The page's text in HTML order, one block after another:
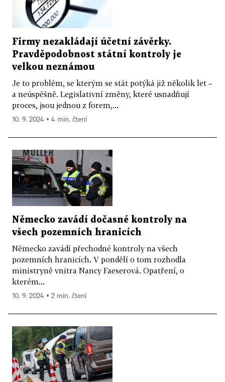
Firmy nezakládají účetní závěrky.
Pravděpodobnost státní kontroly je
velkou neznámou
Je to problém, se kterým se stát potýká již několik let –
a neúspěšně. Legislativní změny, které usnadňují
proces, jsou jednou z forem,...
10. 9. 2024 ▪ 4 min. čtení
Německo zavádí dočasné kontroly na
všech pozemních hranicích
Německo zavádí přechodné kontroly na všech
pozemních hranicích. V pondělí o tom rozhodla
ministryně vnitra Nancy Faeserová. Opatření, o
kterém...
10. 9. 2024 ▪ 2 min. čtení